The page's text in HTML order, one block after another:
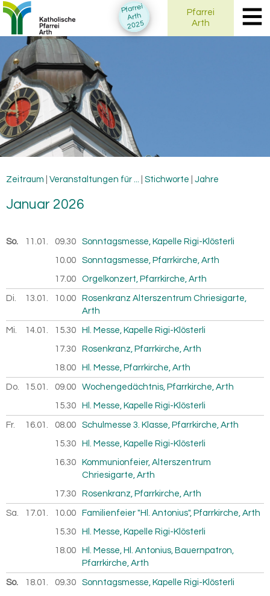
Pfarrei
Arth
Pfarrei
Arth
2025
Zeitraum Veranstaltungen für ... Stichworte Jahre
Ja­nu­ar 2026
So. 11.01. 2026
09.30 Sonntagsmesse, Kapelle Rigi-Klösterli
10.00 Sonntagsmesse, Pfarrkirche, Arth
17.00 Orgelkonzert, Pfarrkirche, Arth
Di. 13.01. 2026
10.00
Rosenkranz Alterszentrum Chriesigarte,
Arth
Mi. 14.01. 2026
15.30 Hl. Messe, Kapelle Rigi-Klösterli
17.30 Rosenkranz, Pfarrkirche, Arth
18.00 Hl. Messe, Pfarrkirche, Arth
Do. 15.01. 2026
09.00 Wochengedächtnis, Pfarrkirche, Arth
15.30 Hl. Messe, Kapelle Rigi-Klösterli
Fr. 16.01. 2026
08.00 Schulmesse 3. Klasse, Pfarrkirche, Arth
15.30 Hl. Messe, Kapelle Rigi-Klösterli
16.30
Kommunionfeier, Alterszentrum
Chriesigarte, Arth
17.30 Rosenkranz, Pfarrkirche, Arth
Sa. 17.01. 2026
10.00 Familienfeier "Hl. Antonius", Pfarrkirche, Arth
15.30 Hl. Messe, Kapelle Rigi-Klösterli
18.00
Hl. Messe, Hl. Antonius, Bauernpatron,
Pfarrkirche, Arth
So. 18.01. 2026
09.30 Sonntagsmesse, Kapelle Rigi-Klösterli